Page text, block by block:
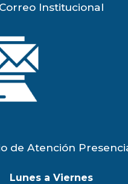
Correo Institucional
de Atención
Lunes a Viernes